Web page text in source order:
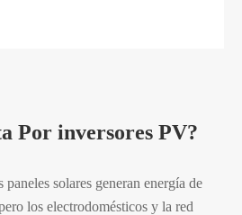
Por inversores PV?
paneles solares generan energía de
los electrodomésticos y la red